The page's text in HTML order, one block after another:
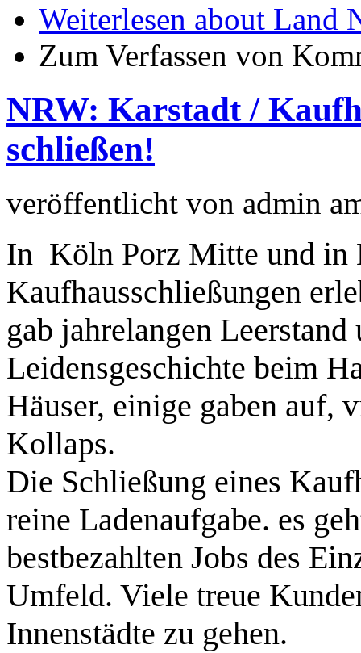
Weiterlesen about Land
Zum Verfassen von
NRW: Karstadt /
schließen!
veröffentlicht von admin
In Köln Porz Mitte und in
Kaufhausschließungen
gab jahrelangen Leerstand
Leidensgeschichte beim
Häuser, einige gaben auf,
Kollaps.
Die Schließung eines
reine Ladenaufgabe. es
bestbezahlten Jobs des
Umfeld. Viele treue
Innenstädte zu gehen.